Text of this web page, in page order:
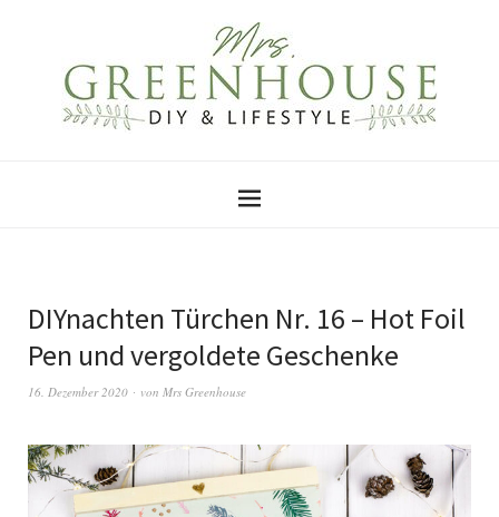
DIYnachten Türchen Nr. 16 – Hot Foil
Pen und vergoldete Geschenke
16. Dezember 2020 von Mrs Greenhouse